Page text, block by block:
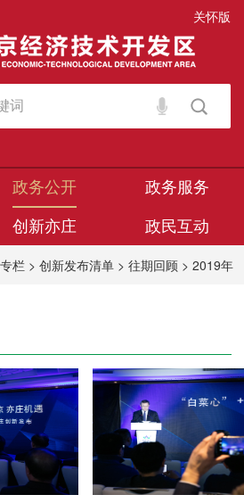
关怀版
政务公开 政务服务
创新亦庄 政民互动
栏 > 创新发布清单 > 往期回顾 > 2019年